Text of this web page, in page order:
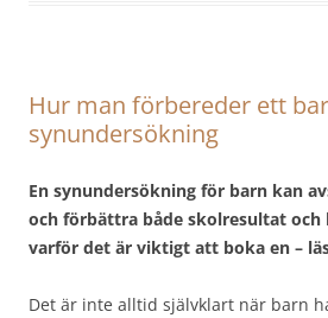
Hur man förbereder ett
synundersökning
En synundersökning för barn kan
och förbättra både skolresultat och
varför det är viktigt att boka en –
Det är inte alltid självklart när barn